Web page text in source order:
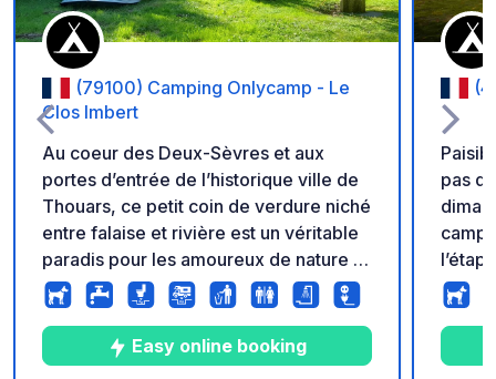
(79100) Camping Onlycamp - Le
Clos Imbert
Au coeur des Deux-Sèvres et aux
portes d’entrée de l’historique ville de
Thouars, ce petit coin de verdure niché
entre falaise et rivière est un véritable
paradis pour les amoureux de nature et
voyageurs à vélo.
Easy online booking
pas
en
Vélo,
fleuve. Le camping Saumur
est